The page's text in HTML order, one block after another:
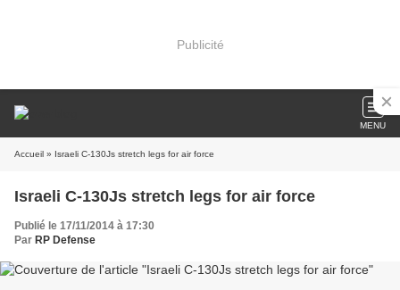
Publicité
MENU
Accueil » Israeli C-130Js stretch legs for air force
Israeli C-130Js stretch legs for air force
Publié le 17/11/2014 à 17:30
Par RP Defense